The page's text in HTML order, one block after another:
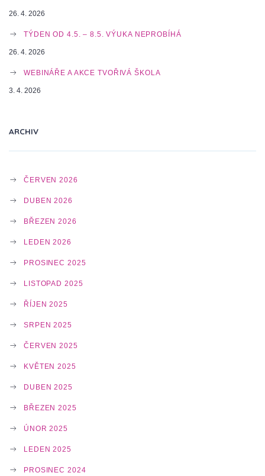
G
A
O
N
26. 4. 2026
TÝDEN OD 4.5. – 8.5. VÝUKA NEPROBÍHÁ
26. 4. 2026
WEBINÁŘE A AKCE TVOŘIVÁ ŠKOLA
3. 4. 2026
ARCHIV
ČERVEN 2026
DUBEN 2026
BŘEZEN 2026
LEDEN 2026
PROSINEC 2025
LISTOPAD 2025
ŘÍJEN 2025
SRPEN 2025
ČERVEN 2025
KVĚTEN 2025
DUBEN 2025
BŘEZEN 2025
ÚNOR 2025
LEDEN 2025
PROSINEC 2024